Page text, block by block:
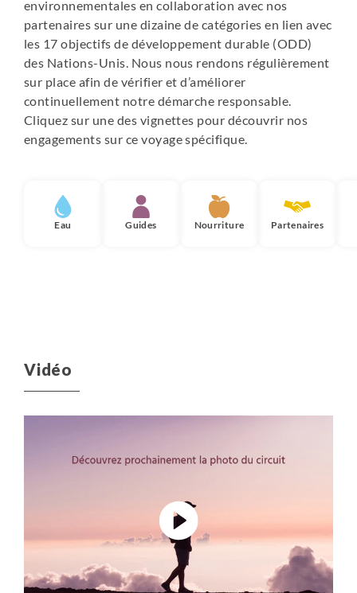
environnementales en collaboration avec nos
partenaires sur une dizaine de catégories en lien avec
les 17 objectifs de développement durable (ODD)
des Nations-Unis. Nous nous rendons régulièrement
sur place afin de vérifier et d’améliorer
continuellement notre démarche responsable.
Cliquez sur une des vignettes pour découvrir nos
engagements sur ce voyage spécifique.
Eau Guides Nourriture Partenaires
Vidéo